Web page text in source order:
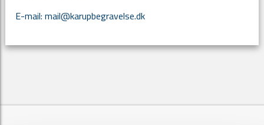
E-mail:mail@karupbegravelse.dk